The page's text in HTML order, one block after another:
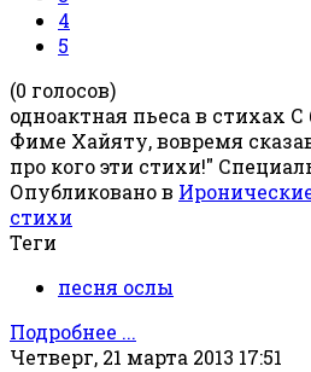
4
5
(0 голосов)
одноактная пьеса в стихах
Фиме Хайяту, вовремя
про кого эти стихи!"
Опубликовано в
стихи
Теги
песня ослы
Подробнее ...
Четверг, 21 марта 2013 17:51